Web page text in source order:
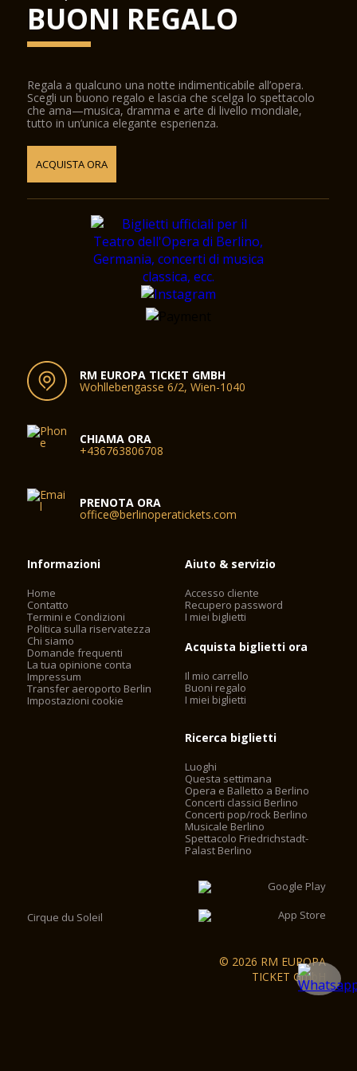
BUONI REGALO
Regala a qualcuno una notte indimenticabile all’opera.
Scegli un buono regalo e lascia che scelga lo spettacolo
che ama—musica, dramma e arte di livello mondiale,
tutto in un’unica elegante esperienza.
ACQUISTA ORA
RM EUROPA TICKET GMBH
Wohllebengasse 6/2, Wien-1040
CHIAMA ORA
+436763806708
PRENOTA ORA
office@berlinoperatickets.com
Informazioni
Home
Contatto
Termini e Condizioni
Politica sulla riservatezza
Chi siamo
Domande frequenti
La tua opinione conta
Impressum
Transfer aeroporto Berlin
Impostazioni cookie
Aiuto & servizio
Accesso cliente
Recupero password
I miei biglietti
Acquista biglietti ora
Il mio carrello
Buoni regalo
I miei biglietti
Ricerca biglietti
Luoghi
Questa settimana
Opera e Balletto a Berlino
Concerti classici Berlino
Concerti pop/rock Berlino
Musicale Berlino
Spettacolo Friedrichstadt-
Palast Berlino
Cirque du Soleil
© 2026 RM EUROPA
TICKET GmbH